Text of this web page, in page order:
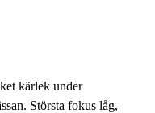
kärlek under
Största fokus låg,